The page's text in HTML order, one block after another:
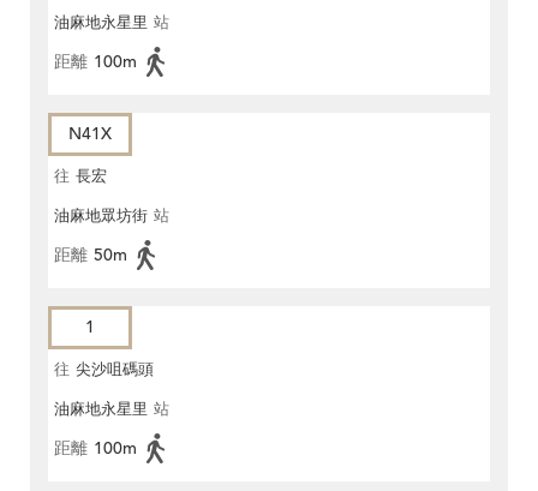
油麻地永星里 站
距離 100m
N41X
往 長宏
油麻地眾坊街 站
距離 50m
1
往 尖沙咀碼頭
油麻地永星里 站
距離 100m